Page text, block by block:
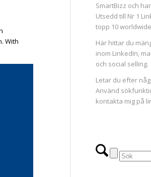
With
SmartBizz och
Utsedd till Nr 1
topp 10
Här hittar du
inom LinkedIn,
och social selling.
Letar du efter
Använd
kontakta mig på